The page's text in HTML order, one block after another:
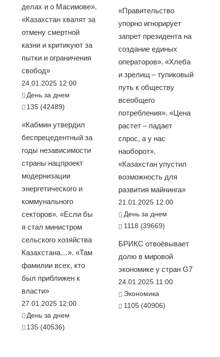
делах и о Масимове».
«Казахстан хвалят за
отмену смертной
казни и критикуют за
пытки и ограничения
свобод»
24.01.2025 12:00
День за днем
135 (42489)
«Кабмин утвердил
беспрецедентный за
годы независимости
страны нацпроект
модернизации
энергетического и
коммунального
секторов». «Если бы
я стал министром
сельского хозяйства
Казахстана…». «Там
фамилии всех, кто
был приближен к
власти»
27.01.2025 12:00
День за днем
135 (40536)
«Правительство
упорно игнорирует
запрет президента на
создание единых
операторов». «Хлеба
и зрелищ – тупиковый
путь к обществу
всеобщего
потребления». «Цена
растет – падает
спрос, а у нас
наоборот».
«Казахстан упустил
возможность для
развития майнинга»
21.01.2025 12:00
День за днем
1118 (39669)
БРИКС отвоёвывает
долю в мировой
экономике у стран G7
24.01.2025 11:00
Экономика
1105 (40906)